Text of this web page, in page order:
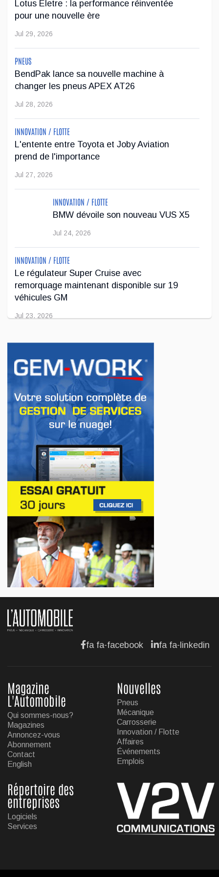
AIA Canada applaudit l'introduction d'une
législation sur le droit à la réparation par le
gouvernement du Manitoba
L’Association des industries de l'automobile du Canada (AIA
gouvernement du Manitoba d’une législation sur le droit à la
réparation
Faites connaissance avec Emily Chung,
nouvelle présidente de l'AIA Canada
Avec plus de 30 ans d’expérience dans le secteur
automobile en tant que technicienne agréée Sceau rouge, de
Mar 09, 2026
Lotus Eletre : la performance réinventée
pour une nouvelle ère
Jul 29, 2026
PNEUS
BendPak lance sa nouvelle machine à
changer les pneus APEX AT26
Jul 28, 2026
INNOVATION / FLOTTE
L'entente entre Toyota et Joby Aviation
prend de l'importance
Jul 27, 2026
INNOVATION / FLOTTE
BMW dévoile son nouveau VUS X5
Jul 24, 2026
INNOVATION / FLOTTE
Le régulateur Super Cruise avec
remorquage maintenant disponible sur 19
véhicules GM
Jul 23, 2026
INNOVATION / FLOTTE
en Europe
Jul 22, 2026
AFFAIRES
Premier contact avec le Lotus Eletre
Jul 14, 2026
AFFAIRES
Lotus célèbre l'arrivée de ses Eletre au
Canada
Jul 13, 2026
AFFAIRES
Maserati se recherche un partenaire
Jul 12, 2026
AFFAIRES
Hyundai dévoile sa nouvelle Elantra
Jul 11, 2026
fa fa-facebook fa fa-linkedin
Magazine
L'Automobile
Qui sommes-nous?
Magazines
Annoncez-vous
Abonnement
Contact
English
Nouvelles
Pneus
Mécanique
Carrosserie
Innovation / Flotte
Affaires
Événements
Emplois
Répertoire des
entreprises
Logiciels
Services